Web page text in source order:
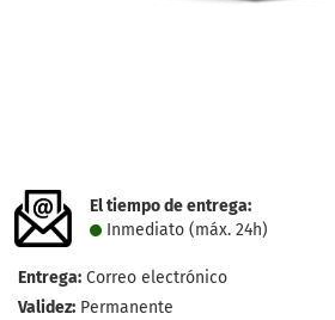
El tiempo de entrega:
Inmediato (máx. 24h)
Entrega: Correo electrónico
Validez: Permanente